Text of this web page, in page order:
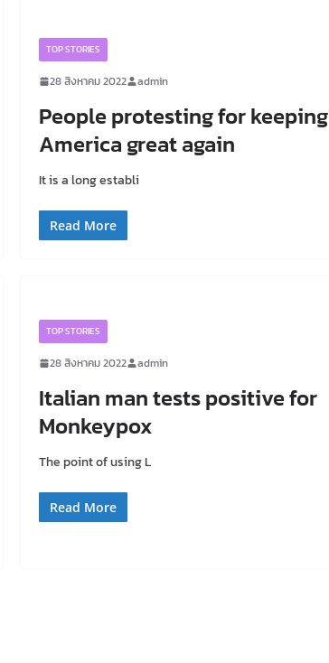
TOP STORIES
28 สิงหาคม 2022 admin
People protesting for keeping
America great again
It is a long establi
Read More
TOP STORIES
28 สิงหาคม 2022 admin
Italian man tests positive for
Monkeypox
The point of using L
Read More